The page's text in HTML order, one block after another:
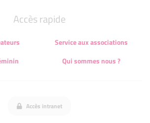
Accès rapide
Service aux associations
Qui sommes nous ?
Accès intranet